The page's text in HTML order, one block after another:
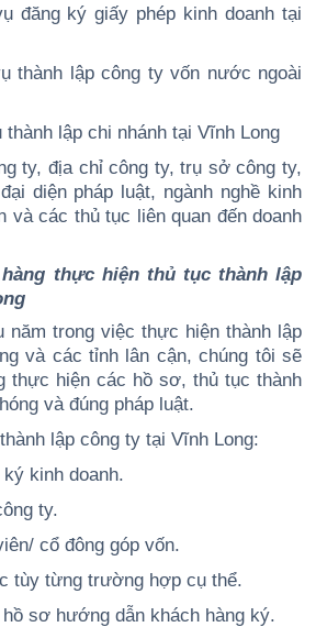
đăng ký giấy phép kinh doanh tại
thành lập công ty vốn nước ngoài
lập chi nhánh tại Vĩnh Long
ty, địa chỉ công ty, trụ sở công ty,
diện pháp luật, ngành nghề kinh
và các thủ tục liên quan đến doanh
thực hiện thủ tục thành lập
năm trong việc thực hiện thành lập
và các tỉnh lân cận, chúng tôi sẽ
thực hiện các hồ sơ, thủ tục thành
và đúng pháp luật.
lập công ty tại Vĩnh Long:
kinh doanh.
ty.
cổ đông góp vốn.
tùy từng trường hợp cụ thể.
sơ hướng dẫn khách hàng ký.